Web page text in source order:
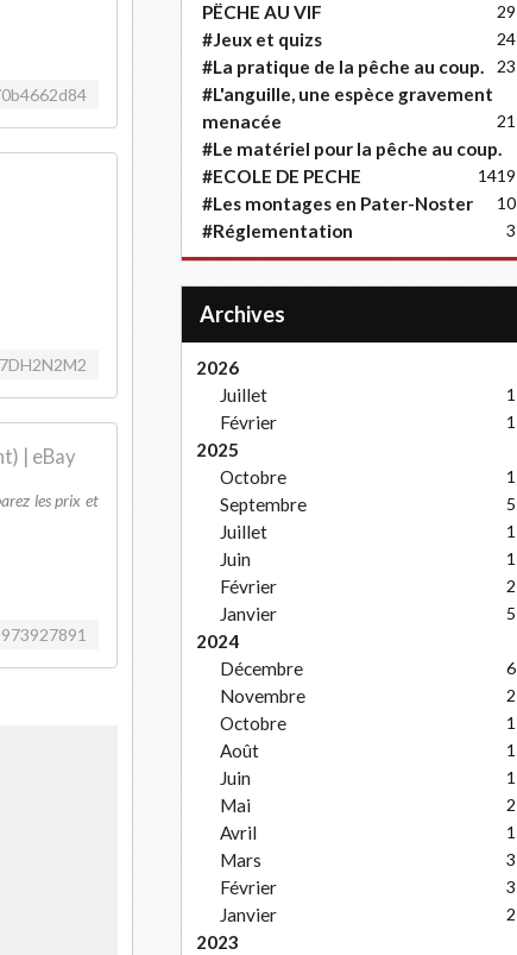
| eBay
les prix et
PËCHE AU VIF
29
#Jeux et quizs 24
#La pratique de la pêche au coup. 23
#L'anguille, une espèce gravement
menacée
21
#Le matériel pour la pêche au coup.
19
#ECOLE DE PECHE 14
#Les montages en Pater-Noster 10
#Réglementation 3
Archives
2026
Juillet
1
Février 1
2025
Octobre
1
Septembre 5
Juillet 1
Juin 1
Février 2
Janvier 5
2024
Décembre
6
Novembre 2
Octobre 1
Août 1
Juin 1
Mai 2
Avril 1
Mars 3
Février 3
Janvier 2
2023